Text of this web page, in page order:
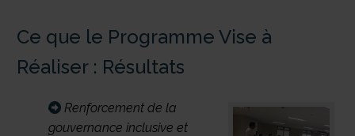
Ce que le Programme Vise à
Réaliser : Résultats
Renforcement de la
gouvernance inclusive et